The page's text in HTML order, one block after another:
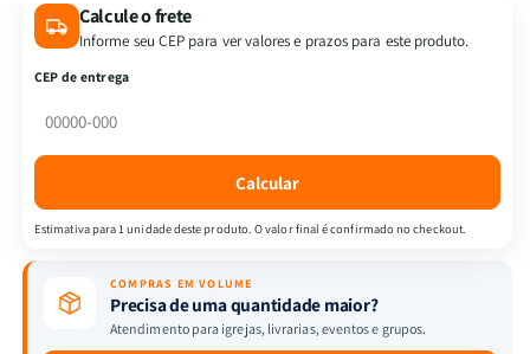
Lupin
e
a
dos
Maurice
Leblanc
Principis
Lupin
e
Maurice
Leblanc
Principis
Calcule o frete
Informe seu CEP para ver valores e prazos para este produto.
CEP de entrega
Calcular
Estimativa para 1 unidade deste produto. O valor final é confirmado no checkout.
COMPRAS EM VOLUME
Precisa de uma quantidade maior?
Atendimento para igrejas, livrarias, eventos e grupos.